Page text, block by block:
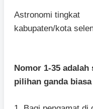
Astronomi tingkat
kabupaten/kota
Nomor 1-35 adalah
pilihan ganda biasa